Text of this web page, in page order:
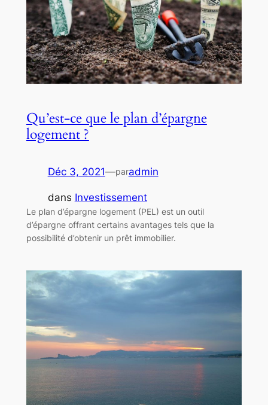
Qu’est-ce que le plan d’épargne
logement ?
Déc 3, 2021—paradmin
dans Investissement
Le plan d’épargne logement (PEL) est un outil
d’épargne offrant certains avantages tels que la
possibilité d’obtenir un prêt immobilier.